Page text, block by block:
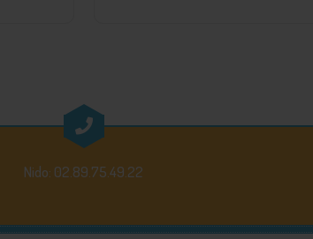
Nido: 02.89.75.49.22